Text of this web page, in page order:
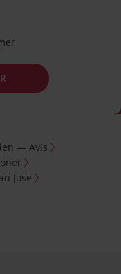
— Avis
Jose